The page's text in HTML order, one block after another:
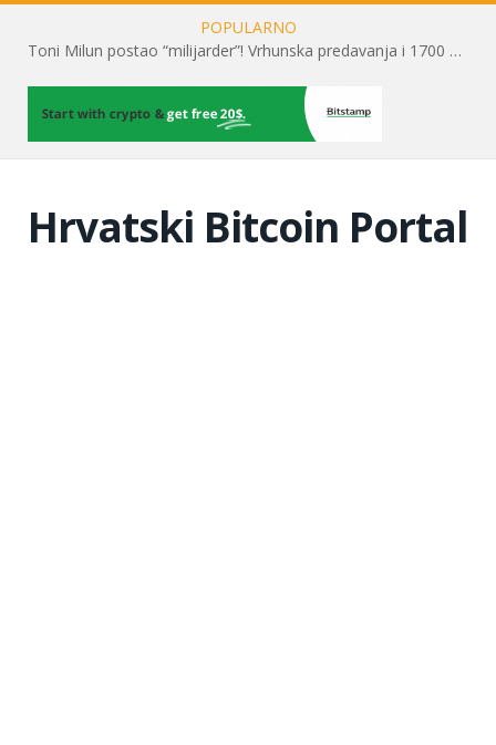
POPULARNO
Toni Milun postao “milijarder”! Vrhunska predavanja i 1700 posjetitelja obilježili su mjesec financijske pismenosti
Hrvatski Bitcoin Portal